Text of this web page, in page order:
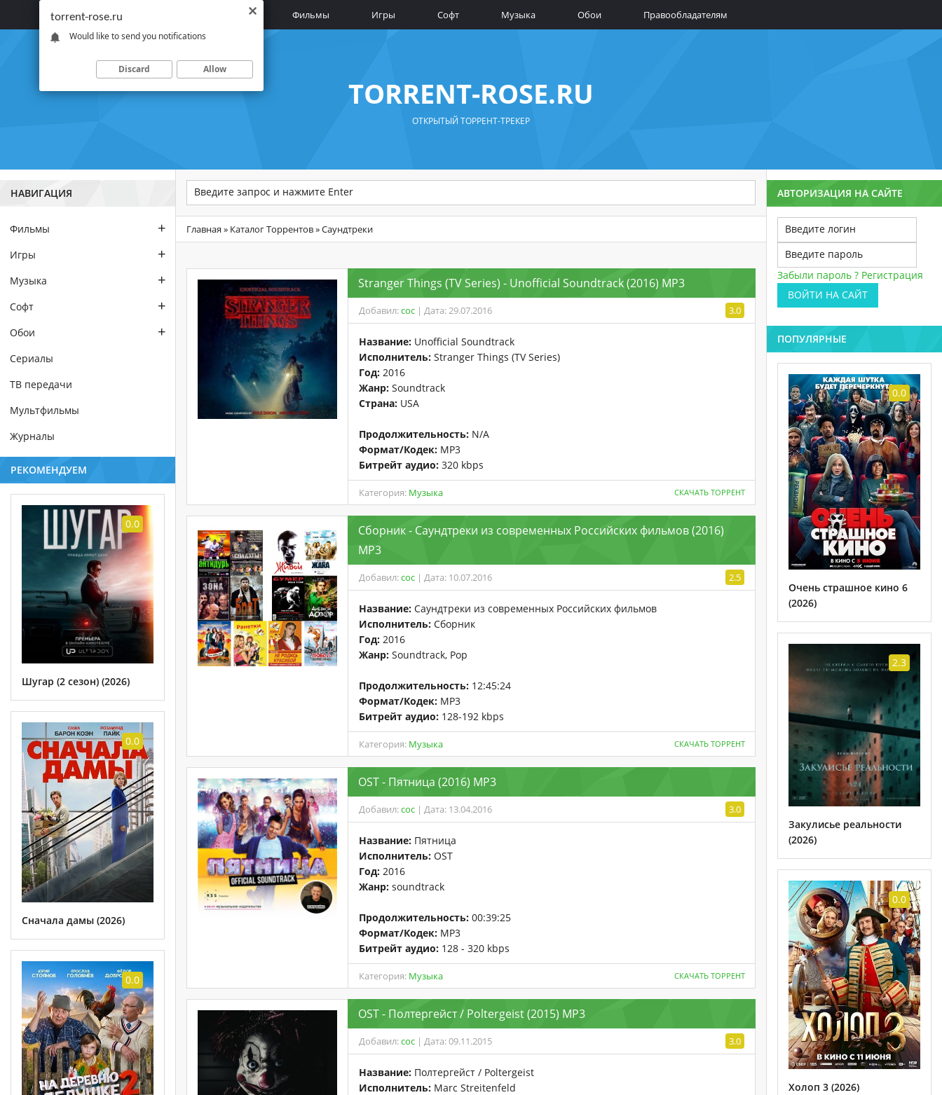
Главная Фильмы Игры Софт Музыка Обои Правообладателям
TORRENT-ROSE.RU
ОТКРЫТЫЙ ТОРРЕНТ-ТРЕКЕР
НАВИГАЦИЯ
Фильмы +
Игры +
Музыка +
Софт +
Обои +
Сериалы
ТВ передачи
Мультфильмы
Журналы
РЕКОМЕНДУЕМ
0.0
Шугар (2 сезон) (2026)
0.0
Сначала дамы (2026)
0.0
Главная » Каталог Торрентов» Саундтреки
Stranger Things (TV Series) - Unofficial Soundtrack (2016) MP3
Добавил:coc | Дата: 29.07.2016 3.0
Название: Unofficial Soundtrack
Исполнитель: Stranger Things (TV Series)
Год: 2016
Жанр: Soundtrack
Страна: USA
Продолжительность: N/A
Формат/Кодек: MP3
Битрейт аудио: 320 kbps
Категория: Музыка СКАЧАТЬ ТОРРЕНТ
Сборник - Саундтреки из современных Российских фильмов (2016)
MP3
Добавил:coc | Дата: 10.07.2016 2.5
Название: Саундтреки из современных Российских фильмов
Исполнитель: Сборник
Год: 2016
Жанр: Soundtrack, Pop
Продолжительность: 12:45:24
Формат/Кодек: MP3
Битрейт аудио: 128-192 kbps
Категория: Музыка СКАЧАТЬ ТОРРЕНТ
OST - Пятница (2016) MP3
Добавил:coc | Дата: 13.04.2016 3.0
Название: Пятница
Исполнитель: OST
Год: 2016
Жанр: soundtrack
Продолжительность: 00:39:25
Формат/Кодек: MP3
Битрейт аудио: 128 - 320 kbps
Категория: Музыка СКАЧАТЬ ТОРРЕНТ
OST - Полтергейст / Poltergeist (2015) MP3
Добавил:coc | Дата: 09.11.2015 3.0
Название: Полтергейст / Poltergeist
Исполнитель: Marc Streitenfeld
АВТОРИЗАЦИЯ НА САЙТЕ
Забыли пароль ? Регистрация
ВОЙТИ НА САЙТ
ПОПУЛЯРНЫЕ
0.0
Очень страшное кино 6
(2026)
2.3
Закулисье реальности
(2026)
0.0
Холоп 3 (2026)
torrent-rose.ru
Would like to send you notifications
Discard Allow